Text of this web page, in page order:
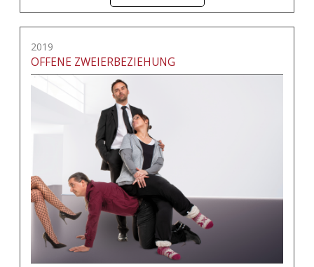
2019
OFFENE ZWEIERBEZIEHUNG